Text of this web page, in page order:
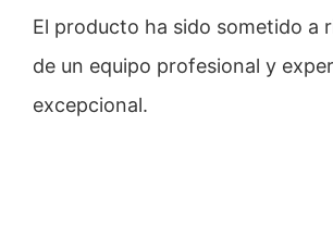
El producto ha sido sometido a
de un equipo profesional y
excepcional.